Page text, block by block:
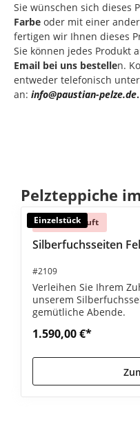
Sie wünschen sich dieses
Farbe oder mit einer
fertigen wir Ihnen dieses
Sie können jedes Produkt
Email bei uns bestellen.
entweder telefonisch
an: info@paustian-pelze.de.
Produktgalerie
Pelzteppiche
Einzelstück
Ausverkauft
Silberfuchsseiten
#2109
Verleihen Sie Ihrem
unserem
gemütliche Abende.
1.590,00 €*